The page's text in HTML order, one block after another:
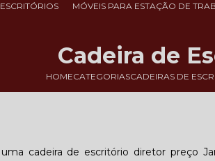
ESCRITÓRIOS MÓVEIS PARA ESTAÇÃO DE
HOMECATEGORIASCADEIRAS DE
Cadeira de
cadeira de escritório diretor preço